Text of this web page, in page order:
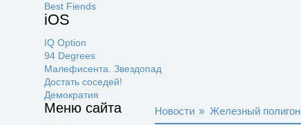
Best Fiends
iOS
IQ Option
94 Degrees
Малефисента. Звездопад
Достать соседей!
Демократия
Меню сайта Новости » Железный полигон